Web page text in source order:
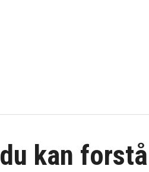
kan forstå